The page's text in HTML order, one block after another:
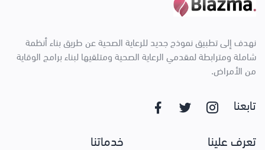
نهدف إلى تطبيق نموذج جديد للرعاية الصحية عن طريق بناء أنظمة
شاملة ومترابطة لمقدمي الرعاية الصحية ومتلقيها لبناء برامج الوقاية
من الأمراض.
تابعنا
تعرف علينا خدماتنا